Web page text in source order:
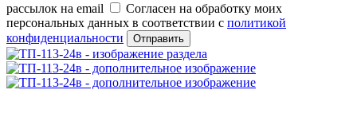
рассылок на email
Согласен на обработку моих
персональных данных в соответствии с политикой
конфиденциальности
Отправить